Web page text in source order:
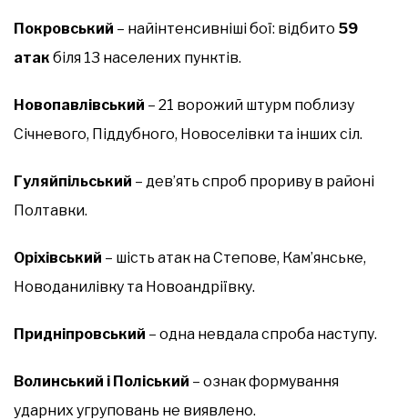
Покровський – найінтенсивніші бої: відбито 59
атак біля 13 населених пунктів.
Новопавлівський – 21 ворожий штурм поблизу
Січневого, Піддубного, Новоселівки та інших сіл.
Гуляйпільський – дев’ять спроб прориву в районі
Полтавки.
Оріхівський – шість атак на Степове, Кам’янське,
Новоданилівку та Новоандріївку.
Придніпровський – одна невдала спроба наступу.
Волинський і Поліський – ознак формування
ударних угруповань не виявлено.